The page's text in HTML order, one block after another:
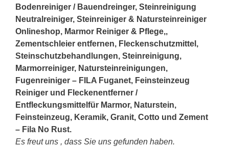
Bodenreiniger / Bauendreinger, Steinreinigung
Neutralreiniger, Steinreiniger & Natursteinreiniger
Onlineshop, Marmor Reiniger & Pflege,,
Zementschleier entfernen, Fleckenschutzmittel,
Steinschutzbehandlungen, Steinreinigung,
Marmorreiniger, Natursteinreinigungen,
Fugenreiniger – FILA Fuganet, Feinsteinzeug
Reiniger und Fleckenentferner /
Entfleckungsmittelfür Marmor, Naturstein,
Feinsteinzeug, Keramik, Granit, Cotto und Zement
– Fila No Rust.
Es freut uns , dass Sie uns gefunden haben.